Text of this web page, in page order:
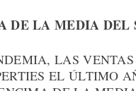
DE LA MEDIA DEL
LAS
EL ÚLTIMO